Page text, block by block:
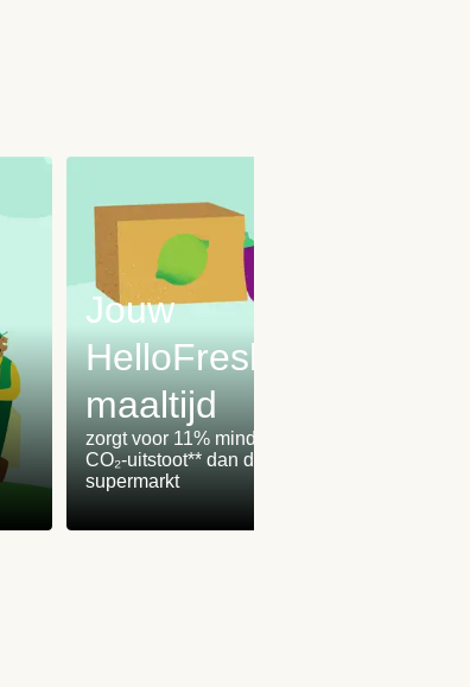
Jouw
HelloFresh-
maaltijd
zorgt voor 11% minder
CO₂-uitstoot** dan de
supermarkt